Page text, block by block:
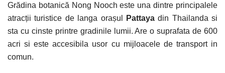
Grădina botanică Nong Nooch este una dintre principalele
atracții turistice de langa orașul
Pattayadin Thailanda si
sta cu cinste printre gradinile lumii. Are o suprafata de 600
acri si este accesibila usor cu mijloacele de transport in
comun.